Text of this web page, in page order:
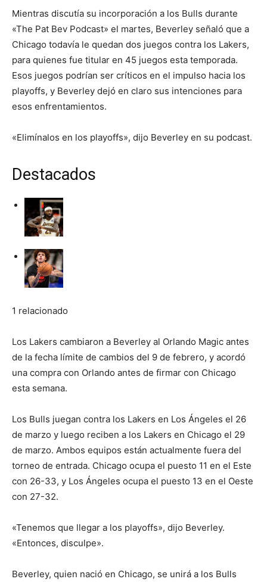
Mientras discutía su incorporación a los Bulls durante
«The Pat Bev Podcast» el martes, Beverley señaló que a
Chicago todavía le quedan dos juegos contra los Lakers,
para quienes fue titular en 45 juegos esta temporada.
Esos juegos podrían ser críticos en el impulso hacia los
playoffs, y Beverley dejó en claro sus intenciones para
esos enfrentamientos.
«Elimínalos en los playoffs», dijo Beverley en su podcast.
Destacados
1 relacionado
Los Lakers cambiaron a Beverley al Orlando Magic antes
de la fecha límite de cambios del 9 de febrero, y acordó
una compra con Orlando antes de firmar con Chicago
esta semana.
Los Bulls juegan contra los Lakers en Los Ángeles el 26
de marzo y luego reciben a los Lakers en Chicago el 29
de marzo. Ambos equipos están actualmente fuera del
torneo de entrada. Chicago ocupa el puesto 11 en el Este
con 26-33, y Los Ángeles ocupa el puesto 13 en el Oeste
con 27-32.
«Tenemos que llegar a los playoffs», dijo Beverley.
«Entonces, disculpe».
Beverley, quien nació en Chicago, se unirá a los Bulls